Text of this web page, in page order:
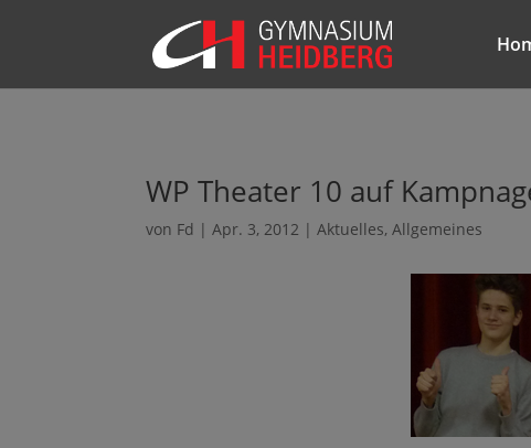
WP Theater 10 auf
von Fd | Apr. 3, 2012 | Aktuelles, Allgemeines